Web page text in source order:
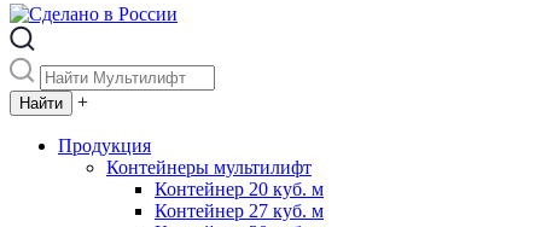
+
Продукция
Контейнеры мультилифт
Контейнер 20 куб. м
Контейнер 27 куб. м